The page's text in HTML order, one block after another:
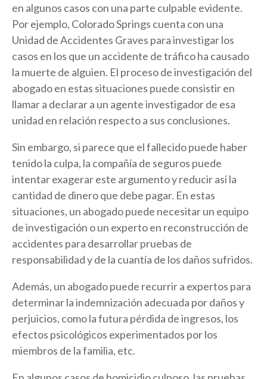
en algunos casos con una parte culpable evidente.
Por ejemplo, Colorado Springs cuenta con una
Unidad de Accidentes Graves para investigar los
casos en los que un accidente de tráfico ha causado
la muerte de alguien. El proceso de investigación del
abogado en estas situaciones puede consistir en
llamar a declarar a un agente investigador de esa
unidad en relación respecto a sus conclusiones.
Sin embargo, si parece que el fallecido puede haber
tenido la culpa, la compañía de seguros puede
intentar exagerar este argumento y reducir así la
cantidad de dinero que debe pagar. En estas
situaciones, un abogado puede necesitar un equipo
de investigación o un experto en reconstrucción de
accidentes para desarrollar pruebas de
responsabilidad y de la cuantía de los daños sufridos.
Además, un abogado puede recurrir a expertos para
determinar la indemnización adecuada por daños y
perjuicios, como la futura pérdida de ingresos, los
efectos psicológicos experimentados por los
miembros de la familia, etc.